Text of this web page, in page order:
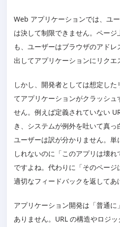
Web アプリケーションでは、ユ
は決して制限できません。ペー
も、ユーザーはブラウザのアドレ
出してアプリケーションにリクエ
しかし、開発者としては想定し
てアプリケーションがクラッシ
せん。例えば定義されていない
き、システムが例外を吐いて真
ユーザーは訳が分かりません。単
しれないのに「このアプリは壊
ですよね。代わりに「そのペー
適切なフィードバックを返してあ
アプリケーション開発は「普通
ありません。URL の構造やロジ